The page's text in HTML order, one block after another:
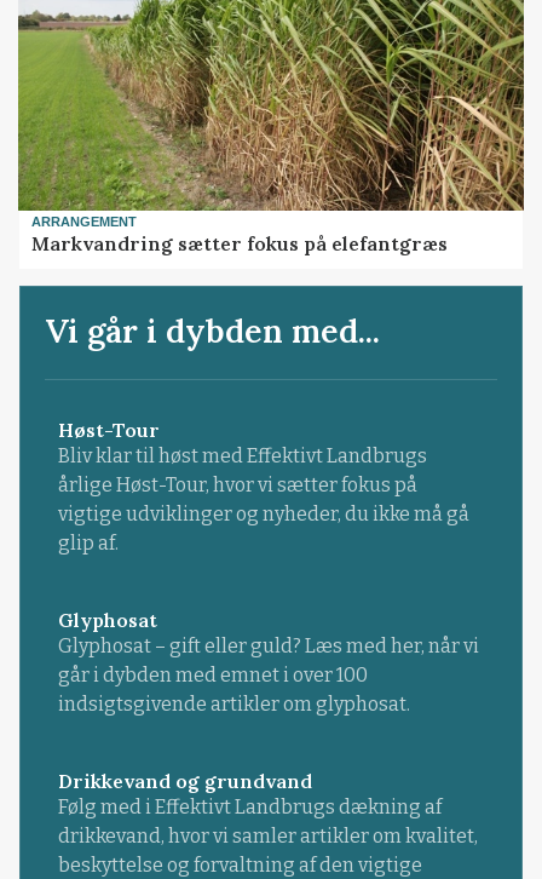
ARRANGEMENT
Markvandring sætter fokus på elefantgræs
Vi går i dybden med...
Høst-Tour
Bliv klar til høst med Effektivt Landbrugs
årlige Høst-Tour, hvor vi sætter fokus på
vigtige udviklinger og nyheder, du ikke må gå
glip af.
Glyphosat
Glyphosat – gift eller guld? Læs med her, når vi
går i dybden med emnet i over 100
indsigtsgivende artikler om glyphosat.
Drikkevand og grundvand
Følg med i Effektivt Landbrugs dækning af
drikkevand, hvor vi samler artikler om kvalitet,
beskyttelse og forvaltning af den vigtige